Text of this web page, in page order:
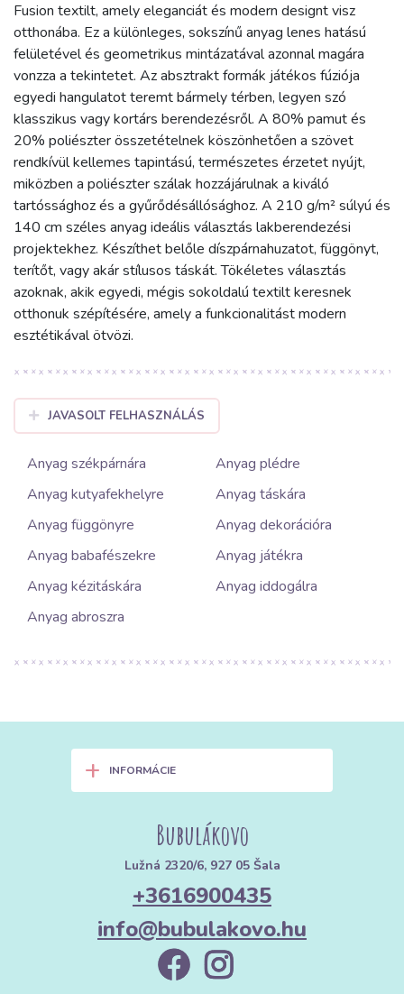
Fusion textilt, amely eleganciát és modern designt visz
otthonába. Ez a különleges, sokszínű anyag lenes hatású
felületével és geometrikus mintázatával azonnal magára
vonzza a tekintetet. Az absztrakt formák játékos fúziója
egyedi hangulatot teremt bármely térben, legyen szó
klasszikus vagy kortárs berendezésről. A 80% pamut és
20% poliészter összetételnek köszönhetően a szövet
rendkívül kellemes tapintású, természetes érzetet nyújt,
miközben a poliészter szálak hozzájárulnak a kiváló
tartóssághoz és a gyűrődésállósághoz. A 210 g/m² súlyú és
140 cm széles anyag ideális választás lakberendezési
projektekhez. Készíthet belőle díszpárnahuzatot, függönyt,
terítőt, vagy akár stílusos táskát. Tökéletes választás
azoknak, akik egyedi, mégis sokoldalú textilt keresnek
otthonuk szépítésére, amely a funkcionalitást modern
esztétikával ötvözi.
JAVASOLT FELHASZNÁLÁS
Anyag székpárnára
Anyag plédre
Anyag kutyafekhelyre
Anyag táskára
Anyag függönyre
Anyag dekorációra
Anyag babafészekre
Anyag játékra
Anyag kézitáskára
Anyag iddogálra
Anyag abroszra
+ INFORMÁCIE
Bubulákovo
Lužná 2320/6, 927 05 Šala
+3616900435
info@bubulakovo.hu